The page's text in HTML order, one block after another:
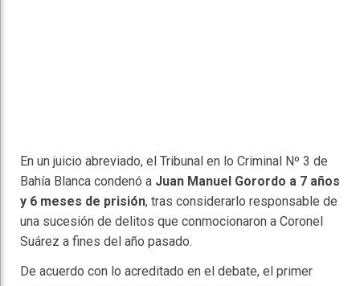
En un juicio abreviado, el Tribunal en lo Criminal Nº 3 de
Bahía Blanca condenó a Juan Manuel Gorordo a 7 años
y 6 meses de prisión, tras considerarlo responsable de
una sucesión de delitos que conmocionaron a Coronel
Suárez a fines del año pasado.
De acuerdo con lo acreditado en el debate, el primer